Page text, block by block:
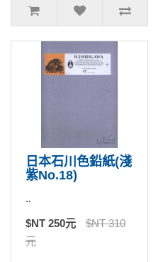
日本石川色鉛紙(淺
紫No.18)
..
$NT 250元
$NT 310
元